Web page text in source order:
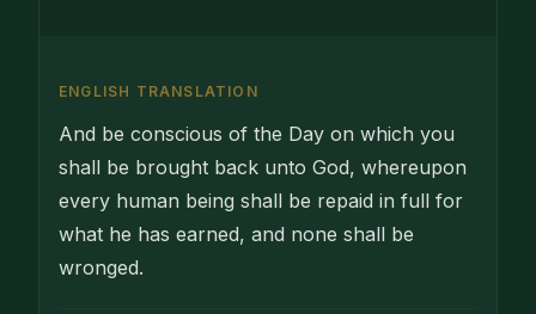
ENGLISH TRANSLATION
And be conscious of the Day on which you
shall be brought back unto God, whereupon
every human being shall be repaid in full for
what he has earned, and none shall be
wronged.